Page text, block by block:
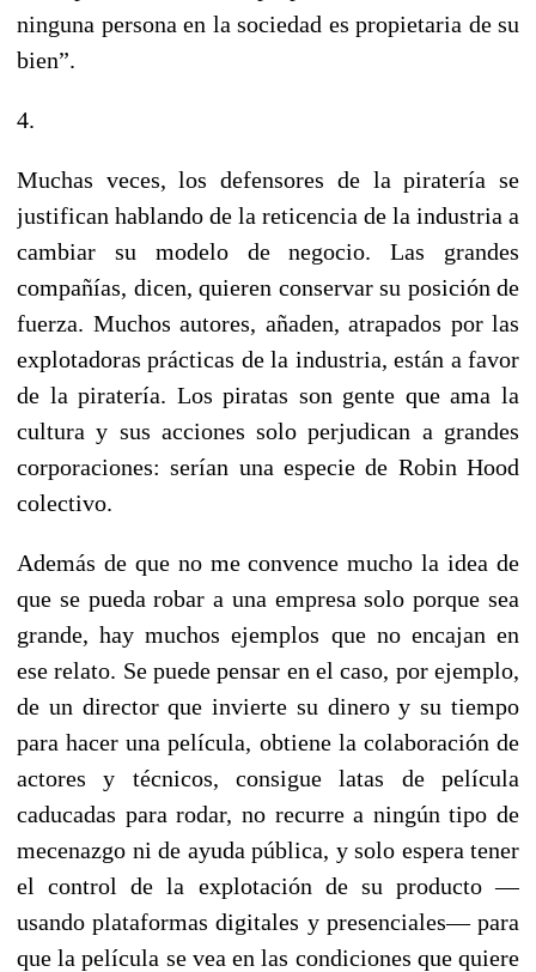
ninguna persona en la sociedad es propietaria de su
bien”.
4.
Muchas veces, los defensores de la piratería se
justifican hablando de la reticencia de la industria a
cambiar su modelo de negocio. Las grandes
compañías, dicen, quieren conservar su posición de
fuerza. Muchos autores, añaden, atrapados por las
explotadoras prácticas de la industria, están a favor
de la piratería. Los piratas son gente que ama la
cultura y sus acciones solo perjudican a grandes
corporaciones: serían una especie de Robin Hood
colectivo.
Además de que no me convence mucho la idea de
que se pueda robar a una empresa solo porque sea
grande, hay muchos ejemplos que no encajan en
ese relato. Se puede pensar en el caso, por ejemplo,
de un director que invierte su dinero y su tiempo
para hacer una película, obtiene la colaboración de
actores y técnicos, consigue latas de película
caducadas para rodar, no recurre a ningún tipo de
mecenazgo ni de ayuda pública, y solo espera tener
el control de la explotación de su producto —
usando plataformas digitales y presenciales— para
que la película se vea en las condiciones que quiere